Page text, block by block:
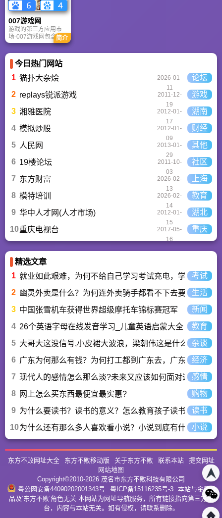
007游戏网
游戏的第三方应用市
场-007游戏网包含安
卓（Android）和苹果
用、游戏以及电脑软
件的下载服务，还有
精心推荐的应用排行
榜,搭配极佳的下载体
得信赖的应用商店。
简介
今日热门网站
1 猫扑大杂烩
2026-01-
11
论坛
2 replays锐派游戏
2011-12-
19
游戏
3 湘雅医院
2012-01-
17
湖南
4 模拟炒股
2012-01-
09
财经
5 人民网
2013-01-
29
其他
6 19楼论坛
2011-10-
03
社区
7 东方财富
2026-02-
13
上海
8 模特培训
2026-02-
14
教育
9 华中人才网(人才市场)
2012-01-
15
湖北
10重庆电视台
2017-05-
16
重庆
精选文章
1 就业如此艰难，为何不给自己学习考试充电，学一技之长
考试
2 幽灵外卖是什么？为何连外卖骑手都看不下去要举报？
生活
3 中国张雪机车获得世界超级摩托车锦标赛冠军
新闻
4 26个英语字母在线发音学习_儿童英语启蒙大全
教育
5 大哥大这没信号,小皮裙大波浪，梁朝伟这是什么歌曲？
杂谈
6 广东为何那么有钱？为何打工都到广东去，广东连续37年
经济
7 现代人的感情怎么那么淡?未来又应该如何面对这人情淡
感情
8
网上怎么买东西最便宜最实惠?
购物
9 为什么要读书？读书的意义？怎么教育孩子读书？读书
10为什么还有那么多人喜欢看小说？小说到底有什么魅力长
小说
东方不败网址大全 东方不败移动版 关于东方不败 联系本站
提交网址
网站地图
Copyright©2010-2026 茂名市东方不败科技有限公司
粤公网安备44090202001343号
粤ICP备15116235号-3 本站与金庸作
品及‘东方不败’角色无关 本网站为网址导航服务，所有链接指向第三方平
台，内容与本站无关。如有侵权，请联系删除。